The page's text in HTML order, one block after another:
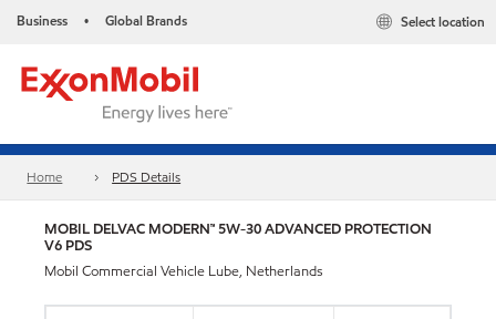
Business • Global Brands Select location
Home PDS Details
MOBIL DELVAC MODERN™ 5W-30 ADVANCED PROTECTION
V6 PDS
Mobil Commercial Vehicle Lube, Netherlands